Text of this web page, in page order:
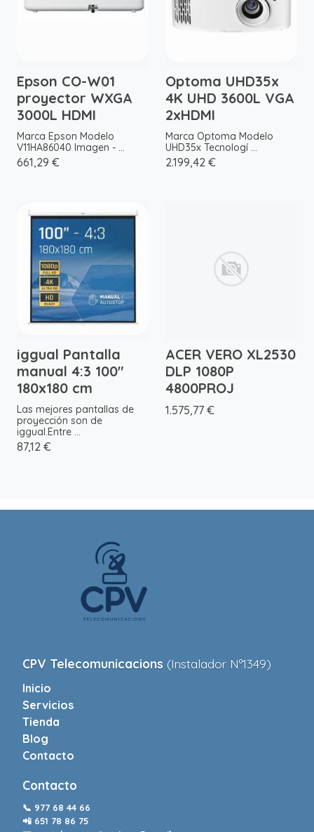
Epson CO-W01
proyector WXGA
3000L HDMI
Marca Epson Modelo
V11HA86040 Imagen - ...
661,29 €
Optoma UHD35x
4K UHD 3600L VGA
2xHDMI
Marca Optoma Modelo
UHD35x Tecnologí ...
2.199,42 €
iggual Pantalla
manual 4:3 100"
180x180 cm
Las mejores pantallas de
proyección son de
iggual.Entre ...
87,12 €
ACER VERO XL2530
DLP 1080P
4800PROJ
1.575,77 €
CPV Telecomunicacions (Instalador Nº1349)
Inicio
Servicios
Tienda
Blog
Contacto
Contacto
📞 977 68 44 66
📲 651 78 86 75